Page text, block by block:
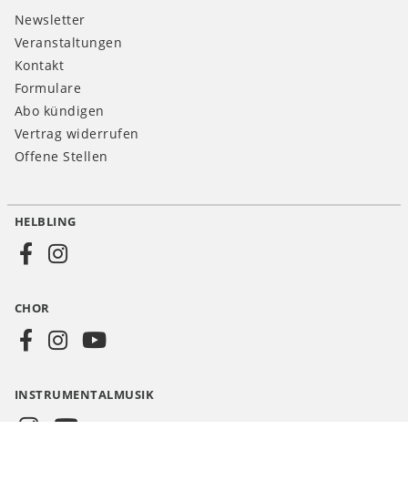
Newsletter
Veranstaltungen
Kontakt
Formulare
Abo kündigen
Vertrag widerrufen
Offene Stellen
Social
CH
HELBLING
CHOR
INSTRUMENTALMUSIK